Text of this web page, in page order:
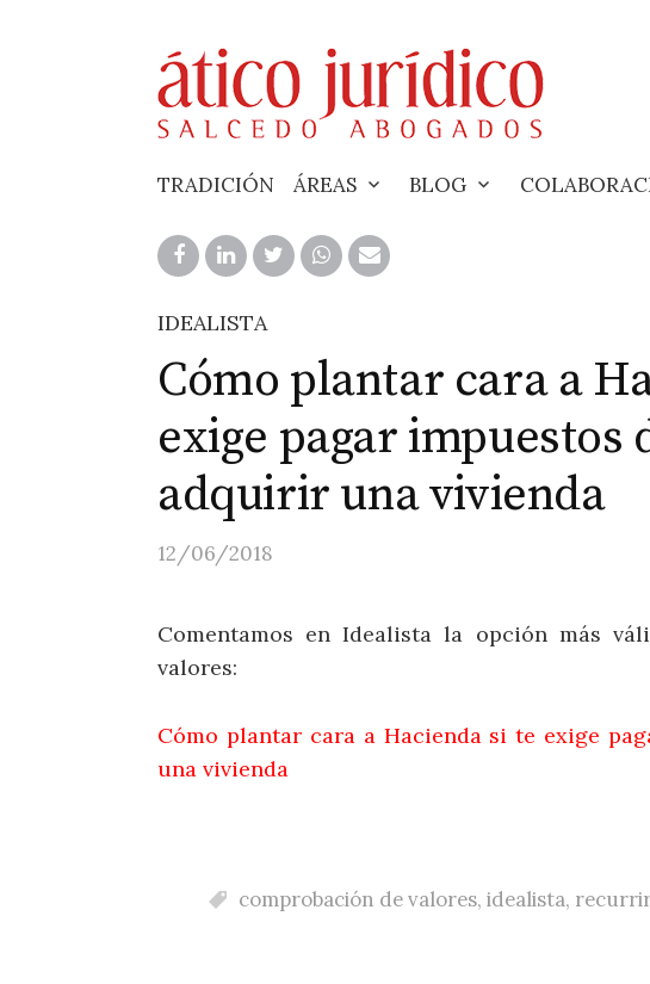
TRADICIÓN ÁREAS BLOG
IDEALISTA
Cómo plantar cara a
exige pagar impuestos
adquirir una vivienda
12/06/2018
Comentamos en Idealista la opción más
valores:
Cómo plantar cara a Hacienda si te exige
una vivienda
comprobación de valores, idealista, recurrir